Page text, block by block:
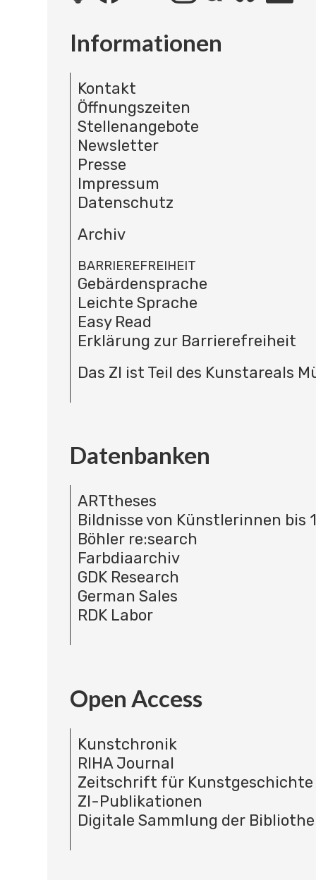
Informationen
Kontakt
Öffnungszeiten
Stellenangebote
Newsletter
Presse
Impressum
Datenschutz
Archiv
BARRIEREFREIHEIT
Gebärdensprache
Leichte Sprache
Easy Read
Erklärung zur Barrierefreiheit
Das ZI ist Teil des Kunstareals
Datenbanken
ARTtheses
Bildnisse von Künstlerinnen bis
Böhler re:search
Farbdiaarchiv
GDK Research
German Sales
RDK Labor
Open Access
Kunstchronik
RIHA Journal
Zeitschrift für Kunstgeschichte
ZI-Publikationen
Digitale Sammlung der